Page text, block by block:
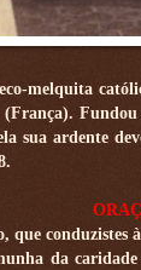
melquita
(França).
sua ardente
que
da